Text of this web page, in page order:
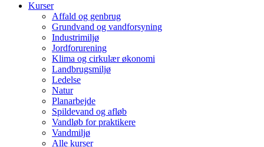
Kurser
Affald og genbrug
Grundvand og vandforsyning
Industrimiljø
Jordforurening
Klima og cirkulær økonomi
Landbrugsmiljø
Ledelse
Natur
Planarbejde
Spildevand og afløb
Vandløb for praktikere
Vandmiljø
Alle kurser